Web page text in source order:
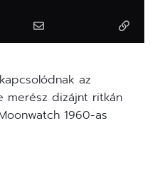
az
merész dizájnt ritkán
1960-as